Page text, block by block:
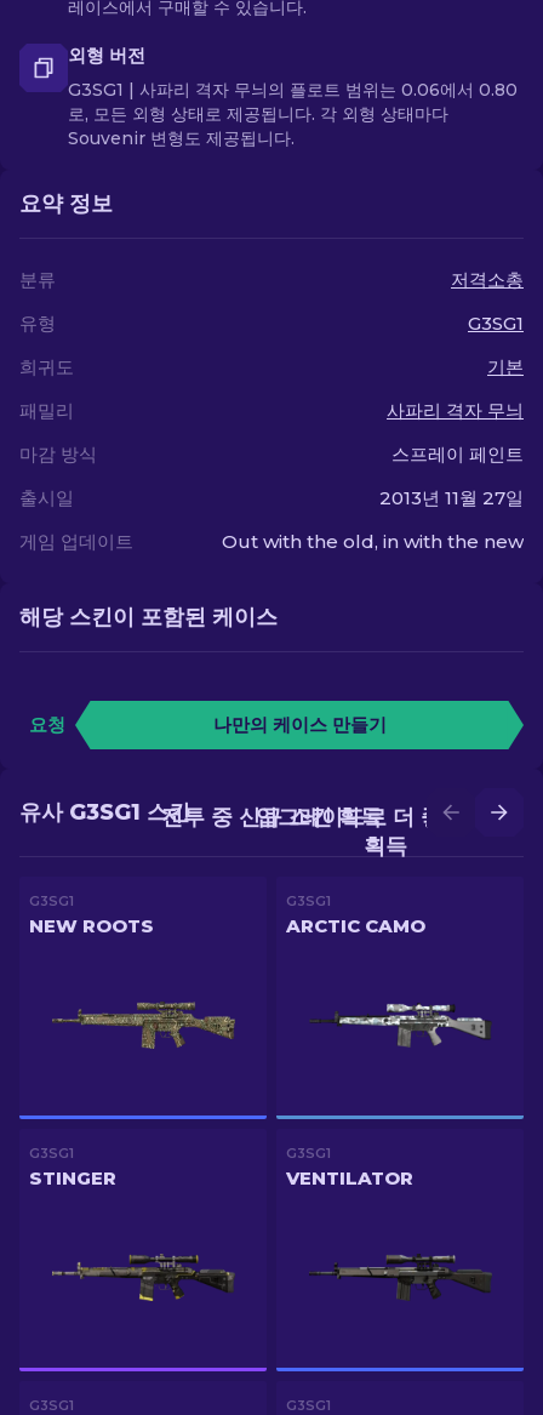
레이스에서 구매할 수 있습니다.
외형 버전
G3SG1 | 사파리 격자 무늬의 플로트 범위는 0.06에서 0.80
로, 모든 외형 상태로 제공됩니다. 각 외형 상태마다
Souvenir 변형도 제공됩니다.
요약 정보
분류
저격소총
유형
G3SG1
희귀도
기본
패밀리
사파리 격자 무늬
마감 방식
스프레이 페인트
출시일
2013년 11월 27일
게임 업데이트
Out with the old, in with the new
해당 스킨이 포함된 케이스
요청 나만의 케이스 만들기
업그레이드로 더 좋은 스킨
획득
전투 중 신규 스킨 획득
유사 G3SG1 스킨
G3SG1
NEW ROOTS
G3SG1
ARCTIC CAMO
G3SG1
STINGER
G3SG1
VENTILATOR
G3SG1 G3SG1